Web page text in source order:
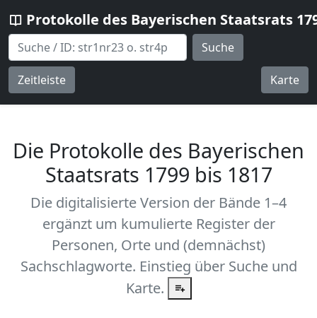
Protokolle des Bayerischen Staatsrats
Suche
Zeitleiste Karte
Die Protokolle des Bayerischen
Staatsrats 1799 bis 1817
Die digitalisierte Version der Bände 1–4
ergänzt um kumulierte Register der
Personen, Orte und (demnächst)
Sachschlagworte. Einstieg über Suche und
Karte.